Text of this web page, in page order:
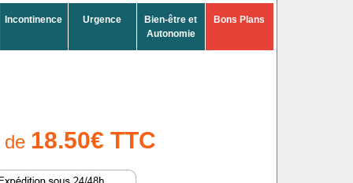
Incontinence Urgence
Bien-être et
Autonomie
Bons Plans
de 18.50€ TTC